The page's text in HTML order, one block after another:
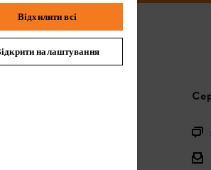
Відхилити всі
налаштування